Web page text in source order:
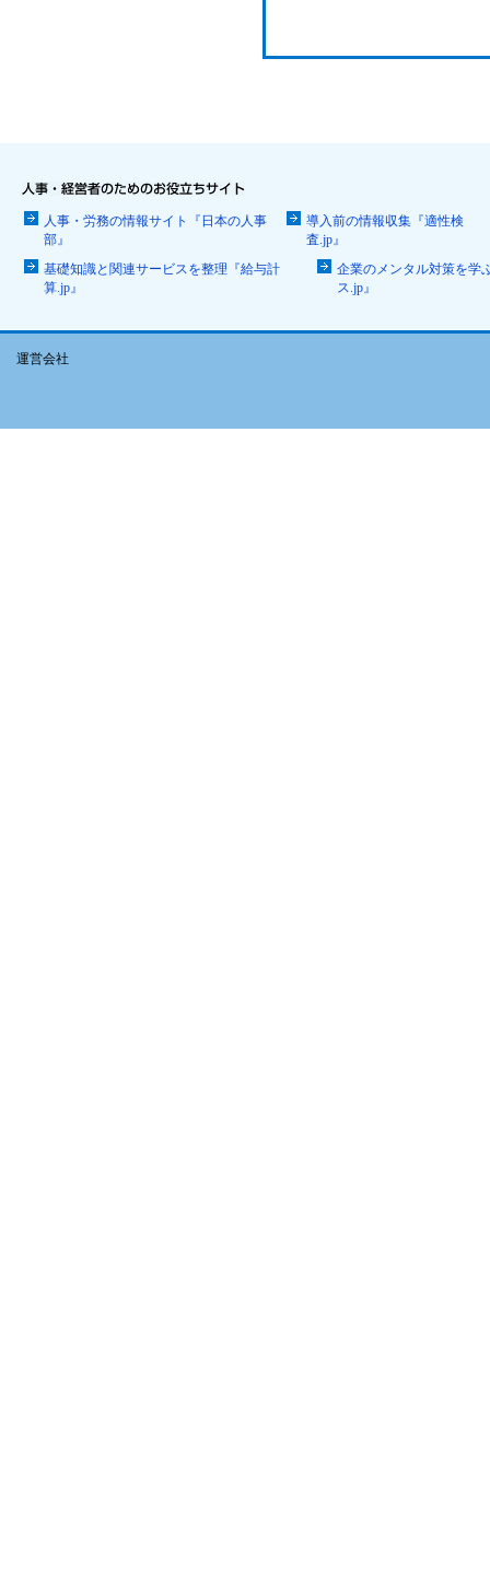
人事・労務の情報サイト『日本の人事
部』
導入前の情報収集『適性検
査.jp』
基礎知識と関連サービスを整理『給与計
算.jp』
企業のメンタル対策を学
ス.jp』
運営会社